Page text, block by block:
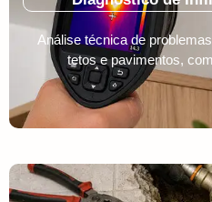
Análise técnica de
tetos e pavimentos,